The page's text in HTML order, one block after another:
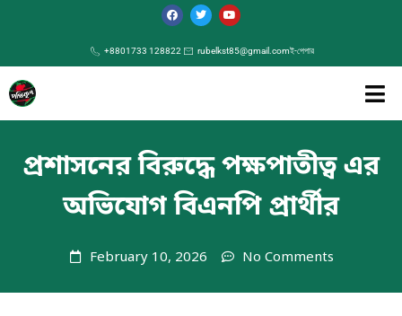
+8801733 128822 rubelkst85@gmail.comই-পেপার
প্রশাসনের বিরুদ্ধে পক্ষপাতীত্ব এর
অভিযোগ বিএনপি প্রার্থীর
February 10, 2026 No Comments